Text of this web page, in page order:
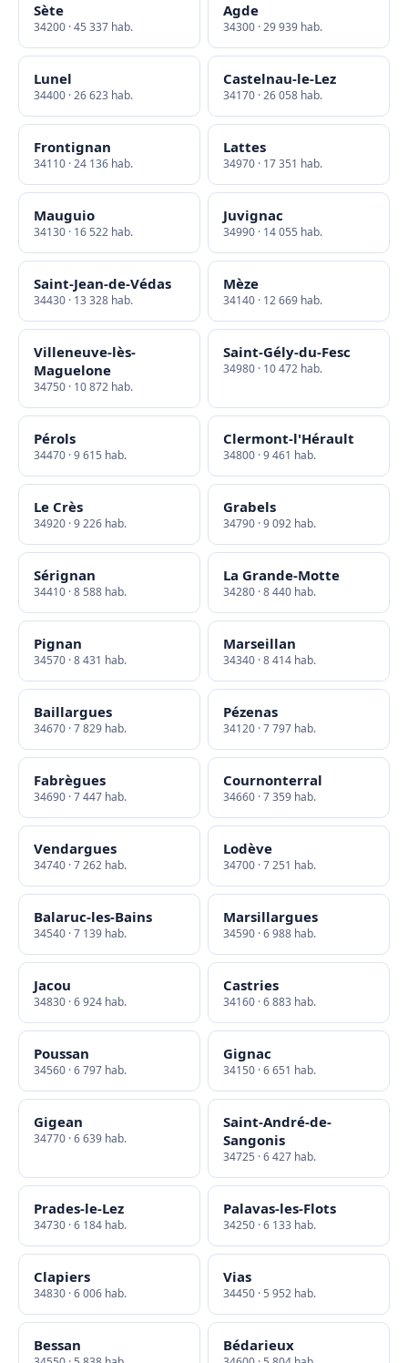
Sète
34200 · 45 337 hab.
Agde
34300 · 29 939 hab.
Lunel
34400 · 26 623 hab.
Castelnau-le-Lez
34170 · 26 058 hab.
Frontignan
34110 · 24 136 hab.
Lattes
34970 · 17 351 hab.
Mauguio
34130 · 16 522 hab.
Juvignac
34990 · 14 055 hab.
Saint-Jean-de-Védas
34430 · 13 328 hab.
Mèze
34140 · 12 669 hab.
Villeneuve-lès-
Maguelone
34750 · 10 872 hab.
Saint-Gély-du-Fesc
34980 · 10 472 hab.
Pérols
34470 · 9 615 hab.
Clermont-l'Hérault
34800 · 9 461 hab.
Le Crès
34920 · 9 226 hab.
Grabels
34790 · 9 092 hab.
Sérignan
34410 · 8 588 hab.
La Grande-Motte
34280 · 8 440 hab.
Pignan
34570 · 8 431 hab.
Marseillan
34340 · 8 414 hab.
Baillargues
34670 · 7 829 hab.
Pézenas
34120 · 7 797 hab.
Fabrègues
34690 · 7 447 hab.
Cournonterral
34660 · 7 359 hab.
Vendargues
34740 · 7 262 hab.
Lodève
34700 · 7 251 hab.
Balaruc-les-Bains
34540 · 7 139 hab.
Marsillargues
34590 · 6 988 hab.
Jacou
34830 · 6 924 hab.
Castries
34160 · 6 883 hab.
Poussan
34560 · 6 797 hab.
Gignac
34150 · 6 651 hab.
Gigean
34770 · 6 639 hab.
Saint-André-de-
Sangonis
34725 · 6 427 hab.
Prades-le-Lez
34730 · 6 184 hab.
Palavas-les-Flots
34250 · 6 133 hab.
Clapiers
34830 · 6 006 hab.
Vias
34450 · 5 952 hab.
Bessan Bédarieux